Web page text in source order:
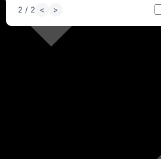
2 / 2 < >